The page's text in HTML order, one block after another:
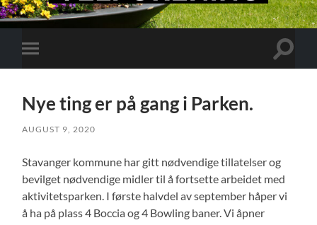
Hinna
Park,
en
Veksle
mobilmeny
Veksle
Nye ting er på gang i Parken.
AUGUST 9, 2020
Stavanger kommune har gitt nødvendige tillatelser og
bevilget nødvendige midler til å fortsette arbeidet med
aktivitetsparken. I første halvdel av september håper vi
å ha på plass 4 Boccia og 4 Bowling baner. Vi åpner